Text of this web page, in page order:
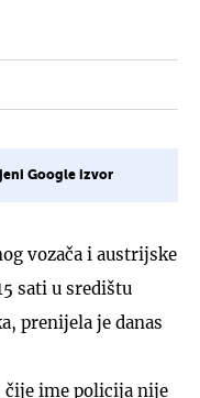
Google izvor
vozača i austrijske
sati u središtu
prenijela je danas
ime policija nije